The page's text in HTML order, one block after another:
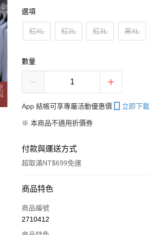
選項
紅XL 紅2L 紅3L 黑XL
數量
App 結帳可享專屬活動優惠價 立即下載
※ 本商品不適用折價券
付款與運送方式
超取滿NT$699免運
付款方式
信用卡一次付款
商品特色
商品編號
2710412